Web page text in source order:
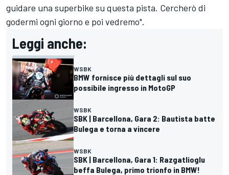
guidare una superbike su questa pista. Cercherò di
godermi ogni giorno e poi vedremo".
Leggi anche:
WSBK
BMW fornisce più dettagli sul suo
possibile ingresso in MotoGP
WSBK
SBK | Barcellona, Gara 2: Bautista batte
Bulega e torna a vincere
WSBK
SBK | Barcellona, Gara 1: Razgatlioglu
beffa Bulega, primo trionfo in BMW!